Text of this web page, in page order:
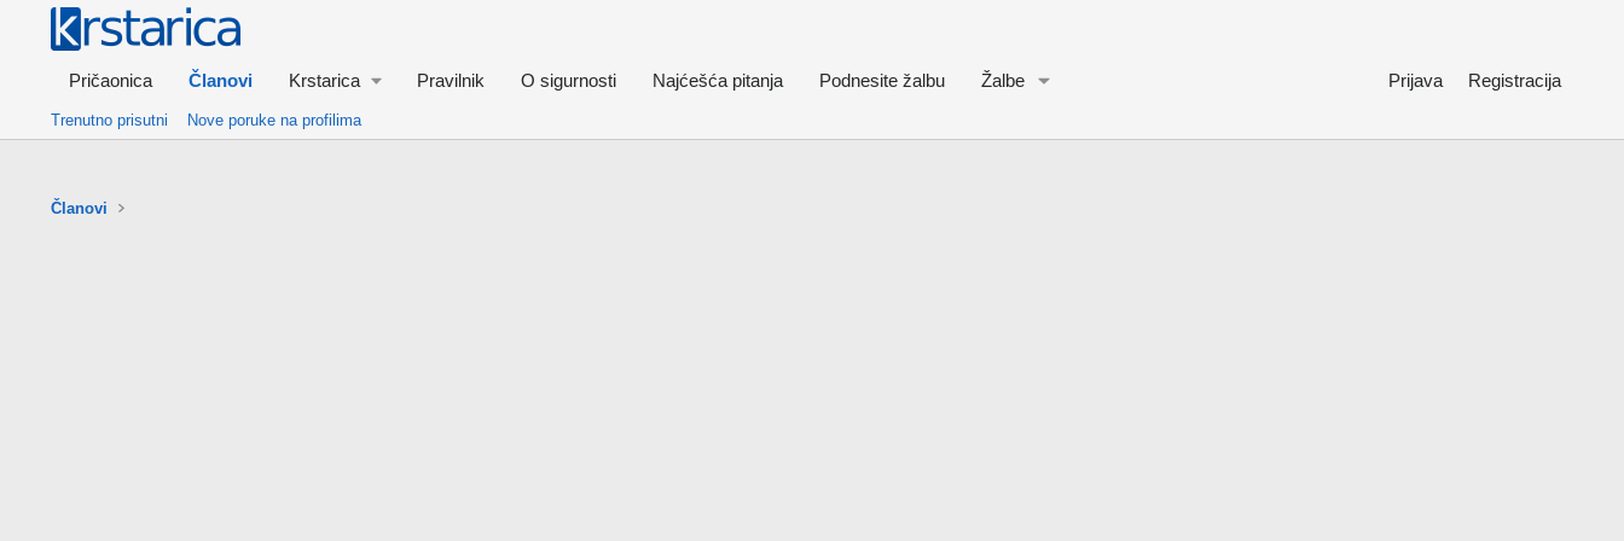
Pričaonica Članovi Krstarica Pravilnik O sigurnosti Najćešća pitanja Podnesite žalbu Žalbe Prijava Registracija
Trenutno prisutni Nove poruke na profilima
Članovi